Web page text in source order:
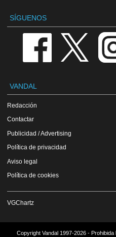
SÍGUENOS
VANDAL
Redacción
Contactar
Publicidad / Advertising
Política de privacidad
Aviso legal
Política de cookies
VGChartz
Copyright Vandal 1997-2026 -